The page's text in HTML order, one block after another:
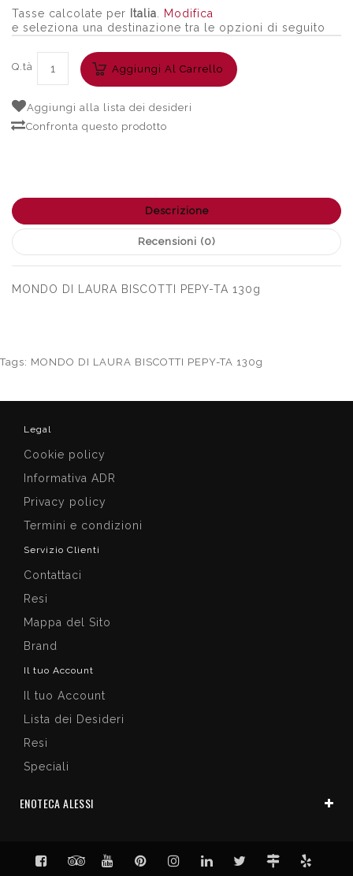
Tasse calcolate per Italia
Modifica
e seleziona una destinazione tra le opzioni di seguito
Q.tà Aggiungi Al Carrello
Aggiungi alla lista dei desideri
Confronta questo prodotto
Descrizione
Recensioni (0)
MONDO DI LAURA BISCOTTI PEPY-TA 130g
Tags: MONDO DI LAURA BISCOTTI PEPY-TA 130g
Legal
Cookie policy
Informativa ADR
Privacy policy
Termini e condizioni
Servizio Clienti
Contattaci
Resi
Mappa del Sito
Brand
Il tuo Account
Il tuo Account
Lista dei Desideri
Resi
Speciali
ENOTECA ALESSI